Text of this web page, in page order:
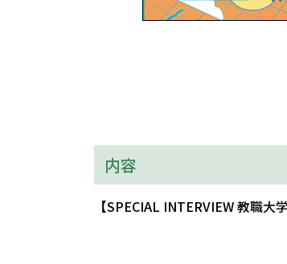
内容
【SPECIAL INTERVIEW 教職大